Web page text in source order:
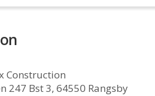
Construction
247 Bst 3, 64550 Rangsby